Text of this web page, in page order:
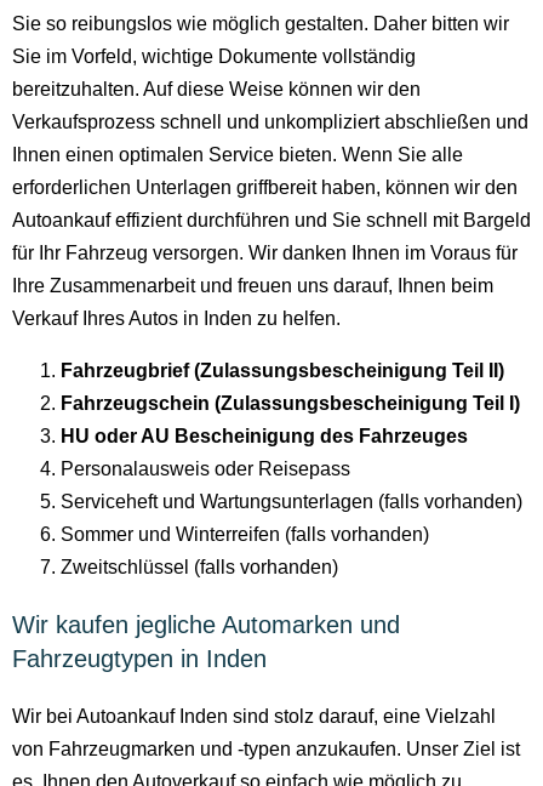
Sie so reibungslos wie möglich gestalten. Daher bitten wir
Sie im Vorfeld, wichtige Dokumente vollständig
bereitzuhalten. Auf diese Weise können wir den
Verkaufsprozess schnell und unkompliziert abschließen und
Ihnen einen optimalen Service bieten. Wenn Sie alle
erforderlichen Unterlagen griffbereit haben, können wir den
Autoankauf effizient durchführen und Sie schnell mit Bargeld
für Ihr Fahrzeug versorgen. Wir danken Ihnen im Voraus für
Ihre Zusammenarbeit und freuen uns darauf, Ihnen beim
Verkauf Ihres Autos in Inden zu helfen.
Fahrzeugbrief (Zulassungsbescheinigung Teil II)
Fahrzeugschein (Zulassungsbescheinigung Teil I)
HU oder AU Bescheinigung des Fahrzeuges
Personalausweis oder Reisepass
Serviceheft und Wartungsunterlagen (falls vorhanden)
Sommer und Winterreifen (falls vorhanden)
Zweitschlüssel (falls vorhanden)
Wir kaufen jegliche Automarken und
Fahrzeugtypen in Inden
Wir bei Autoankauf Inden sind stolz darauf, eine Vielzahl
von Fahrzeugmarken und -typen anzukaufen. Unser Ziel ist